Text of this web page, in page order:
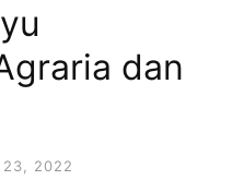
dan
23, 2022